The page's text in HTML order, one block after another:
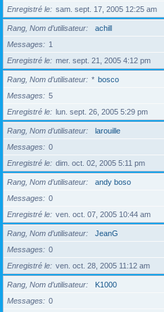
Enregistré le
sam. sept. 17, 2005 12:25 am
Rang, Nom d’utilisateur
achill
Messages
1
Enregistré le
mer. sept. 21, 2005 4:12 pm
Rang, Nom d’utilisateur * bosco
Messages
5
Enregistré le
lun. sept. 26, 2005 5:29 pm
Rang, Nom d’utilisateur
larouille
Messages
0
Enregistré le
dim. oct. 02, 2005 5:11 pm
Rang, Nom d’utilisateur
andy boso
Messages
0
Enregistré le
ven. oct. 07, 2005 10:44 am
Rang, Nom d’utilisateur
JeanG
Messages
0
Enregistré le
ven. oct. 28, 2005 11:12 am
Rang, Nom d’utilisateur
K1000
Messages
0